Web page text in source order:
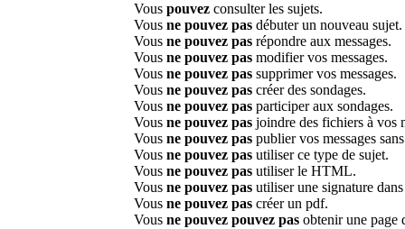
Vous pouvez consulter les sujets.
Vous ne pouvez pas débuter un nouveau sujet.
Vous ne pouvez pas répondre aux messages.
Vous ne pouvez pas modifier vos messages.
Vous ne pouvez pas supprimer vos messages.
Vous ne pouvez pas créer des sondages.
Vous ne pouvez pas participer aux sondages.
Vous ne pouvez pas joindre des fichiers à vos
Vous ne pouvez pas publier vos messages
Vous ne pouvez pas utiliser ce type de sujet.
Vous ne pouvez pas utiliser le HTML.
Vous ne pouvez pas utiliser une signature
Vous ne pouvez pas créer un pdf.
Vous ne pouvez pouvez pas obtenir une page